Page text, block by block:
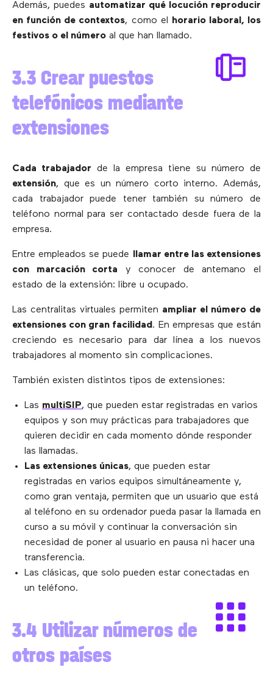
Además, puedes automatizar qué locución reproducir
en función de contextos, como el horario laboral, los
festivos o el número al que han llamado.
3.3 Crear puestos
telefónicos mediante
extensiones
Cada trabajador de la empresa tiene su número de
extensión, que es un número corto interno. Además,
cada trabajador puede tener también su número de
teléfono normal para ser contactado desde fuera de la
empresa.
Entre empleados se puede llamar entre las extensiones
con marcación corta y conocer de antemano el
estado de la extensión: libre u ocupado.
Las centralitas virtuales permiten ampliar el número de
extensiones con gran facilidad. En empresas que están
creciendo es necesario para dar línea a los nuevos
trabajadores al momento sin complicaciones.
También existen distintos tipos de extensiones:
Las multiSIP, que pueden estar registradas en varios
equipos y son muy prácticas para trabajadores que
quieren decidir en cada momento dónde responder
las llamadas.
Las extensiones únicas, que pueden estar
registradas en varios equipos simultáneamente y,
como gran ventaja, permiten que un usuario que está
al teléfono en su ordenador pueda pasar la llamada en
curso a su móvil y continuar la conversación sin
necesidad de poner al usuario en pausa ni hacer una
transferencia.
Las clásicas, que solo pueden estar conectadas en
un teléfono.
3.4 Utilizar números de
otros países